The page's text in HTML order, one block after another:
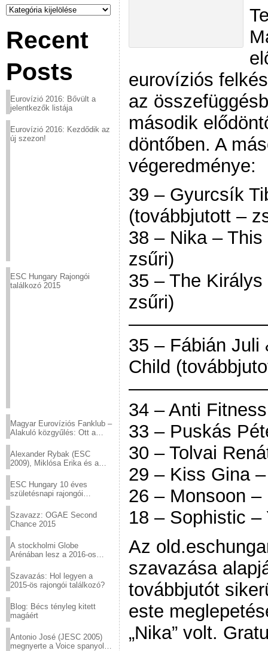
Kategóriák
Recent
Posts
Eurovízió 2016: Bővült a
jelentkezők listája
Eurovízió 2016: Kezdődik az
új szezon!
ESC Hungary Rajongói
találkozó 2015
Magyar Eurovíziós Fanklub –
Alakuló közgyűlés: Ott a
Alexander Rybak (ESC
2009), Miklósa Erika és a
sztárjai a Margitszigeten
ESC Hungary 10 éves
születésnapi rajongói
Szavazz: OGAE Second
Chance 2015
A stockholmi Globe
Arénában lesz a 2016-os
Szavazás: Hol legyen a
2015-ös rajongói találkozó?
Blog: Bécs tényleg kitett
magáért
Antonio José (JESC 2005)
megnyerte a Voice spanyol
eurovíziós
az
második
döntőben. A
végeredménye:
39 – Gyurcsík
(továbbjutott –
38 – Nika –
zsűri)
35 – The
zsűri)
35 – Fábián Juli
Child
34 – Anti
33 – Puskás
30 – Tolvai
29 – Kiss Gina
26 – Monsoon –
18 – Sophistic –
Az
szavazása
továbbjutót
este
„Nika” volt.